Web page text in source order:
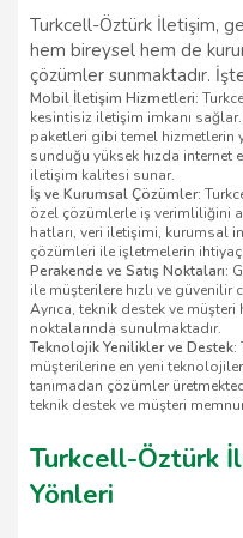
Turkcell-Öztürk İletişim,
hem bireysel hem de
çözümler sunmaktadır.
Mobil İletişim Hizmetleri:
kesintisiz iletişim imkanı
paketleri gibi temel hizmetlerin
sunduğu yüksek hızda
iletişim kalitesi sunar.
İş ve Kurumsal Çözümler:
özel çözümlerle iş verimliliğini
hatları, veri iletişimi, kurumsal
çözümleri ile işletmelerin
Perakende ve Satış Noktaları:
ile müşterilere hızlı ve güvenilir
Ayrıca, teknik destek ve
noktalarında sunulmaktadır.
Teknolojik Yenilikler ve Destek:
müşterilerine en yeni
tanımadan çözümler
teknik destek ve müşteri
Turkcell-Öztürk
Yönleri